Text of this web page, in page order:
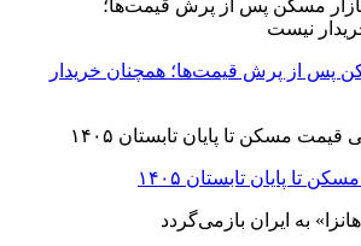
پس از پرش قیمت‌ها؛ همچنان خریدار
تا پایان تابستان ۱۴۰۵